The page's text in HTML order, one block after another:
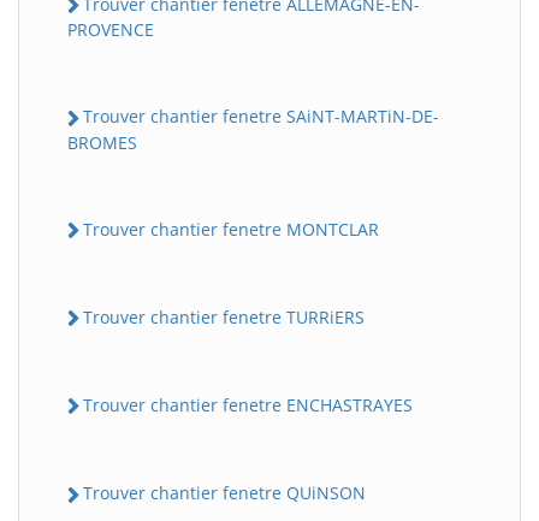
PROVENCE
Trouver chantier fenetre SAiNT-MARTiN-DE-
BROMES
Trouver chantier fenetre MONTCLAR
Trouver chantier fenetre TURRiERS
Trouver chantier fenetre ENCHASTRAYES
Trouver chantier fenetre QUiNSON